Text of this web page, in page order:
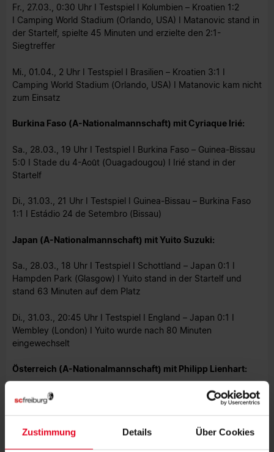
Zustimmung Details Über Cookies
Fr., 27.03., 0:30 Uhr I Testspiel I Kolumbien – Kroatien 1:2
I Camping World Stadium (Orlando, USA) I Matanovic stand in
der Startelf, spielte 45 Minuten und erzielte den 2:1-
Siegtreffer
Mi., 01.04., 2 Uhr I Testspiel I Brasilien – Kroatien 3:1 I
Camping World Stadium (Orlando, USA) I Matanovic kam nicht
zum Einsatz
Burkina Faso (A-Nationalmannschaft) mit Cyriaque Irié:
Sa., 28.03., 19 Uhr I Testspiel I Burkina Faso – Guinea-Bissau
5:0 I Stade du 4-Août (Ouagadougou) I Irié stand in der
Startelf
Di., 31.03., 21 Uhr I Testspiel I Guinea-Bissau – Burkina Faso
1:1 I Estádio 24 de Setembro (Bissau)
Japan (A-Nationalmannschaft) mit Yuito Suzuki:
Sa., 28.03., 18 Uhr I Testspiel I Schottland – Japan 0:1 I
Hampden Park (Glasgow) I Yuito stand in der Startelf und
stand 63 Minuten auf dem Platz
Di., 31.03., 20:45 Uhr I Testspiel I England – Japan 0:1 I
Wembley (London) I Yuito wurde nach 80 Minuten
eingewechselt
Österreich (A-Nationalmannschaft) mit Philipp Lienhart:
Fr., 27.03., 18 Uhr I Testspiel I Österreich – Ghana 5:1 I Ernst-
Happel-Stadion (Wien) I Lienhart wurde nach der
Di., 31.03, 20:45 Uhr I Testspiel I Österreich – Südkorea 1:0 I